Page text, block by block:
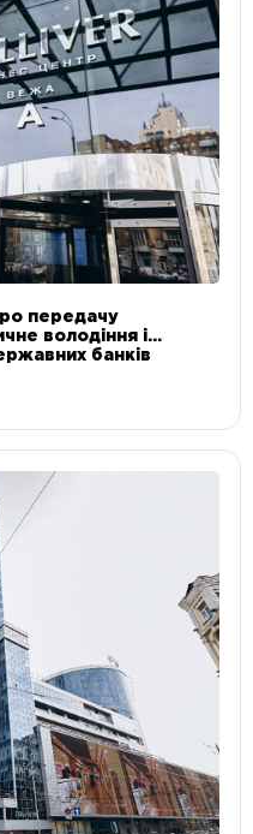
передачу
володіння і
банків